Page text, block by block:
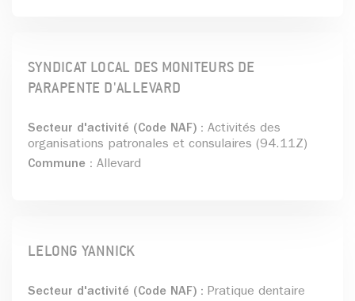
SYNDICAT LOCAL DES MONITEURS DE
PARAPENTE D'ALLEVARD
Secteur d'activité (Code NAF) : Activités des
organisations patronales et consulaires (94.11Z)
Commune : Allevard
LELONG YANNICK
Secteur d'activité (Code NAF) : Pratique dentaire